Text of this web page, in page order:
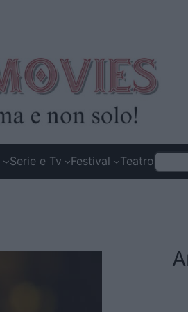
Serie e Tv Festival TeatroSearch